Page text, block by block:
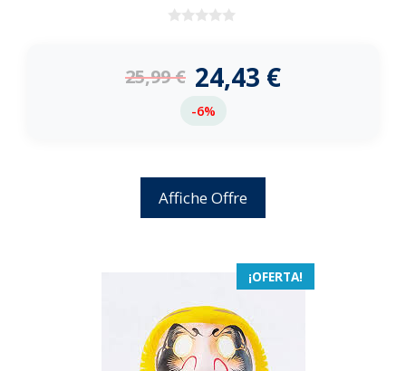
5
25,99€ 24,43 €
-6%
Affiche Offre
¡OFERTA!